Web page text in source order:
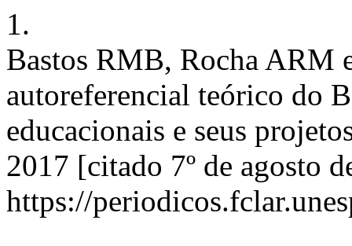
1.
Bastos RMB, Rocha ARM
autoreferencial teórico do
educacionais e seus
2017 [citado 7º de agosto
https://